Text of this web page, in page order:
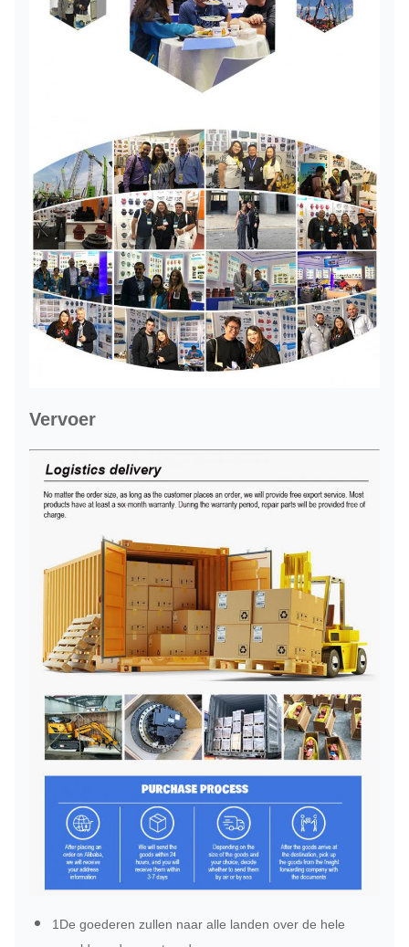
Vervoer
1De goederen zullen naar alle landen over de hele